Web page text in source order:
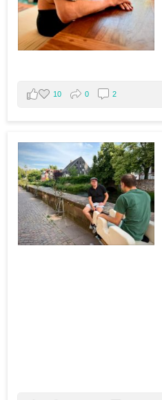
10 0 2